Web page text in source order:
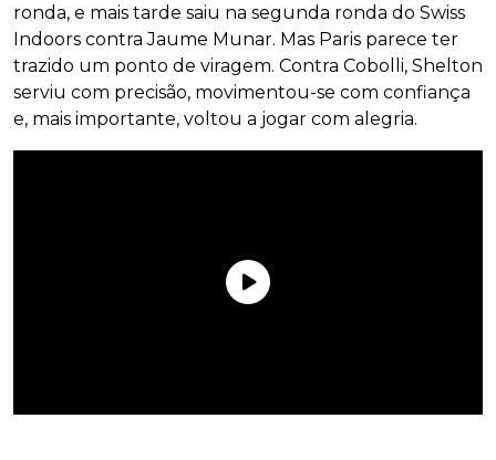
ronda, e mais tarde saiu na segunda ronda do Swiss
Indoors contra Jaume Munar. Mas Paris parece ter
trazido um ponto de viragem. Contra Cobolli, Shelton
serviu com precisão, movimentou-se com confiança
e, mais importante, voltou a jogar com alegria.